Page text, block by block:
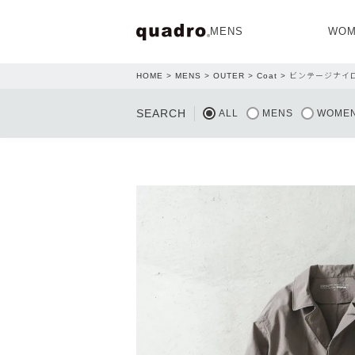
MENS
HOME MENS OUTER Coat ビンテージナイ
SEARCH ALL MENS